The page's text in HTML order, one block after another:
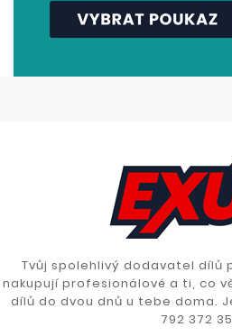
Tvůj spolehlivý dodavatel dílů
nakupují profesionálové a ti, co
dílů do dvou dnů u tebe doma.
792 372